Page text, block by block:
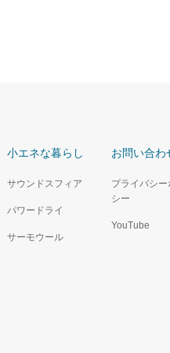
小エネな暮らし
サウンドスフィア
パワードライ
サーモウール
お問い合わ
プライバシー
シー
YouTube